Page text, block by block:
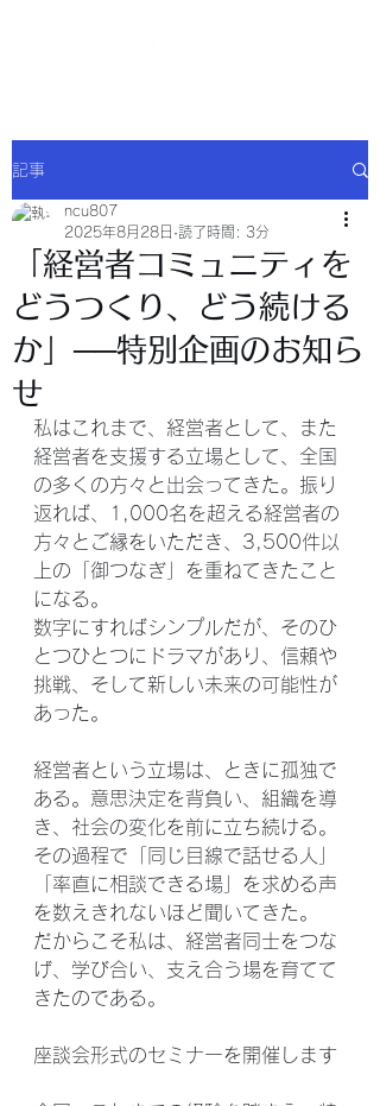
記事
「経営者コミュニティを
どうつくり、どう続ける
か」──特別企画のお知ら
せ
ncu807
2025年8月28日 読了時間: 3分
私はこれまで、経営者として、また
経営者を支援する立場として、全国
の多くの方々と出会ってきた。振り
返れば、1,000名を超える経営者の
方々とご縁をいただき、3,500件以
上の「御つなぎ」を重ねてきたこと
になる。
数字にすればシンプルだが、そのひ
とつひとつにドラマがあり、信頼や
挑戦、そして新しい未来の可能性が
あった。
経営者という立場は、ときに孤独で
ある。意思決定を背負い、組織を導
き、社会の変化を前に立ち続ける。
その過程で「同じ目線で話せる人」
「率直に相談できる場」を求める声
を数えきれないほど聞いてきた。
だからこそ私は、経営者同士をつな
げ、学び合い、支え合う場を育てて
きたのである。
座談会形式のセミナーを開催します